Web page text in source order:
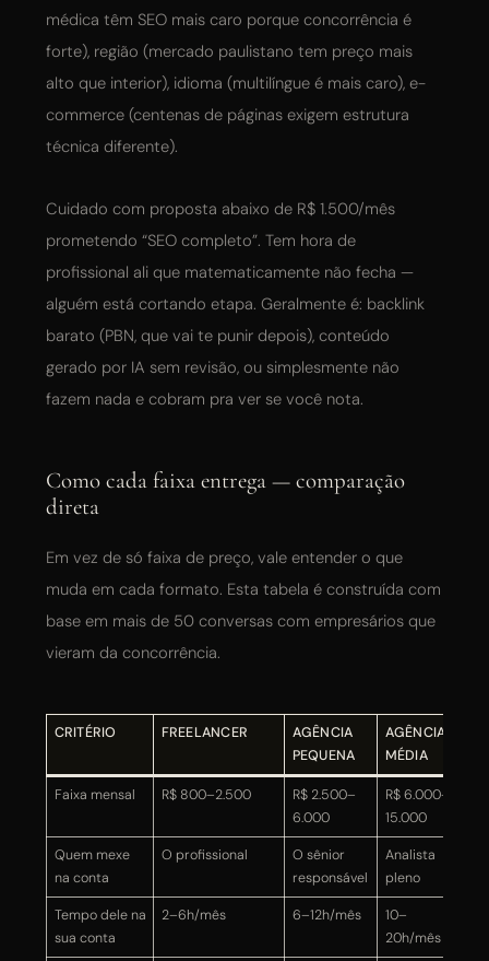
médica têm SEO mais caro porque concorrência é
forte), região (mercado paulistano tem preço mais
alto que interior), idioma (multilíngue é mais caro), e-
commerce (centenas de páginas exigem estrutura
técnica diferente).
Cuidado com proposta abaixo de R$ 1.500/mês
prometendo “SEO completo”. Tem hora de
profissional ali que matematicamente não fecha —
alguém está cortando etapa. Geralmente é: backlink
barato (PBN, que vai te punir depois), conteúdo
gerado por IA sem revisão, ou simplesmente não
fazem nada e cobram pra ver se você nota.
Como cada faixa entrega — comparação
direta
Em vez de só faixa de preço, vale entender o que
muda em cada formato. Esta tabela é construída com
base em mais de 50 conversas com empresários que
vieram da concorrência.
CRITÉRIO FREELANCER
AGÊNCIA
PEQUENA
AGÊNCIA
MÉDIA
Faixa mensal R$ 800–2.500
R$ 2.500–
6.000
R$ 6.000–
15.000
Quem mexe
na conta
O profissional
O sênior
responsável
Analista
pleno
Tempo dele na
sua conta
2–6h/mês 6–12h/mês
10–
20h/mês